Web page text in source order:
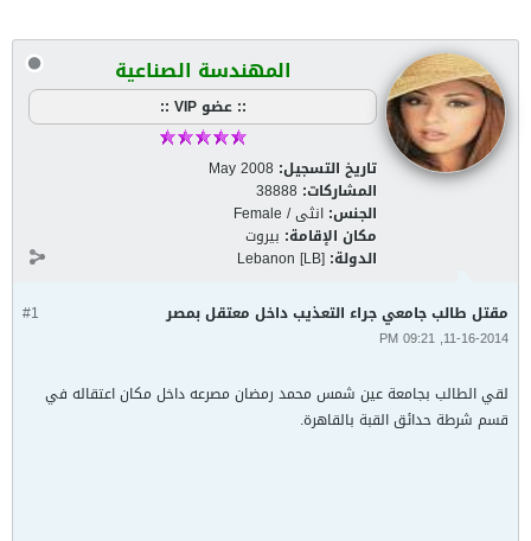
المهندسة الصناعية
:: عضو VIP ::
تاريخ التسجيل: May 2008
المشاركات: 38888
الجنس: انثى / Female
مكان الإقامة: بيروت
الدولة: Lebanon [LB]
#1 مقتل طالب جامعي جراء التعذيب داخل معتقل بمصر
11-16-2014, 09:21 PM
لقي الطالب بجامعة عين شمس محمد رمضان مصرعه داخل مكان اعتقاله في
قسم شرطة حدائق القبة بالقاهرة.